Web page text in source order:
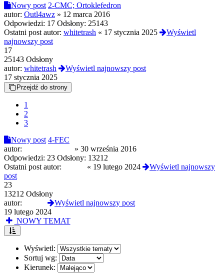
Nowy post 2-CMC; Ortoklefedron
autor: Outl4awz » 12 marca 2016
Odpowiedzi: 17 Odsłony: 25143
Ostatni post autor: whitetrash « 17 stycznia 2025
Wyświetl
najnowszy post
17
25143 Odsłony
autor: whitetrash
Wyświetl najnowszy post
17 stycznia 2025
Przejdź do strony
1
2
3
Nowy post 4-FEC
autor:
» 30 września 2016
Odpowiedzi: 23 Odsłony: 13212
Ostatni post autor:
« 19 lutego 2024
Wyświetl najnowszy
post
23
13212 Odsłony
autor:
Wyświetl najnowszy post
19 lutego 2024
NOWY TEMAT
Wyświetl:
Sortuj wg:
Kierunek: